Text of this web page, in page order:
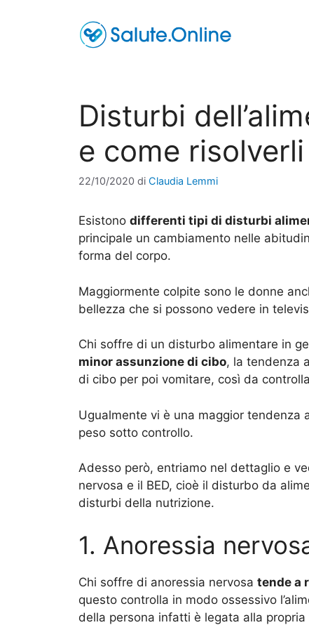
Disturbi
e come risolverli
22/10/2020 di Claudia Lemmi
Esistono differenti tipi di disturbi
principale un cambiamento nelle
forma del corpo.
Maggiormente colpite sono le donne
bellezza che si possono vedere in
Chi soffre di un disturbo alimentare in
minor assunzione di cibo, la tendenza
di cibo per poi vomitare, così da
Ugualmente vi è una maggior tendenza
peso sotto controllo.
Adesso però, entriamo nel dettaglio e
nervosa e il BED, cioè il disturbo da
disturbi della nutrizione.
1. Anoressia
Chi soffre di anoressia nervosa tende a
questo controlla in modo ossessivo
della persona infatti è legata alla